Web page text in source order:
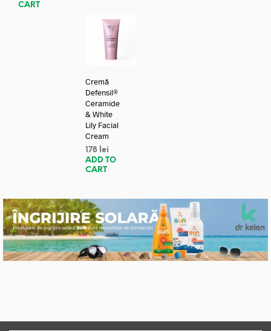
CART
Cremă
Defensil®
Ceramide
& White
Lily Facial
Cream
178 lei
ADD TO
CART